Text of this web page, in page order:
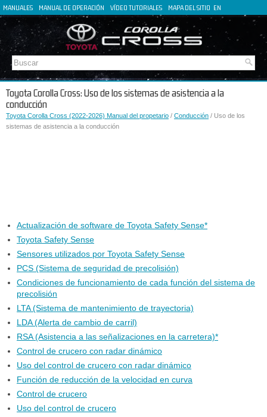
MANUALES MANUAL DE OPERACIÓN VÍDEO TUTORIALES MAPA DEL SITIO EN
FR
IT
Toyota Corolla Cross: Uso de los sistemas de asistencia a la
conducción
Toyota Corolla Cross (2022-2026) Manual del propetario / Conducción / Uso de los
sistemas de asistencia a la conducción
Actualización de software de Toyota Safety Sense*
Toyota Safety Sense
Sensores utilizados por Toyota Safety Sense
PCS (Sistema de seguridad de precolisión)
Condiciones de funcionamiento de cada función del sistema de
precolisión
LTA (Sistema de mantenimiento de trayectoria)
LDA (Alerta de cambio de carril)
RSA (Asistencia a las señalizaciones en la carretera)*
Control de crucero con radar dinámico
Uso del control de crucero con radar dinámico
Función de reducción de la velocidad en curva
Control de crucero
Uso del control de crucero